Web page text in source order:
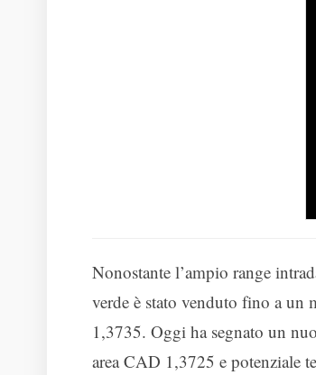
Nonostante l’ampio range
verde è stato venduto fino a
1,3735. Oggi ha segnato un
area CAD 1,3725 e potenziale